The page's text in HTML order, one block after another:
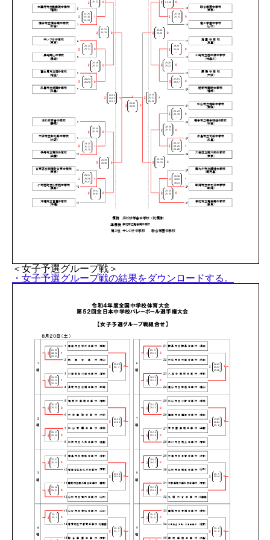
＜女子予選グループ戦＞
・女子予選グループ戦の結果をダウンロードする。